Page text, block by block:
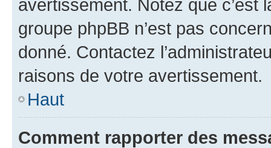
avertissement. Notez que c’est
groupe phpBB n’est pas
donné. Contactez
raisons de votre avertissement.
Haut
Comment rapporter des